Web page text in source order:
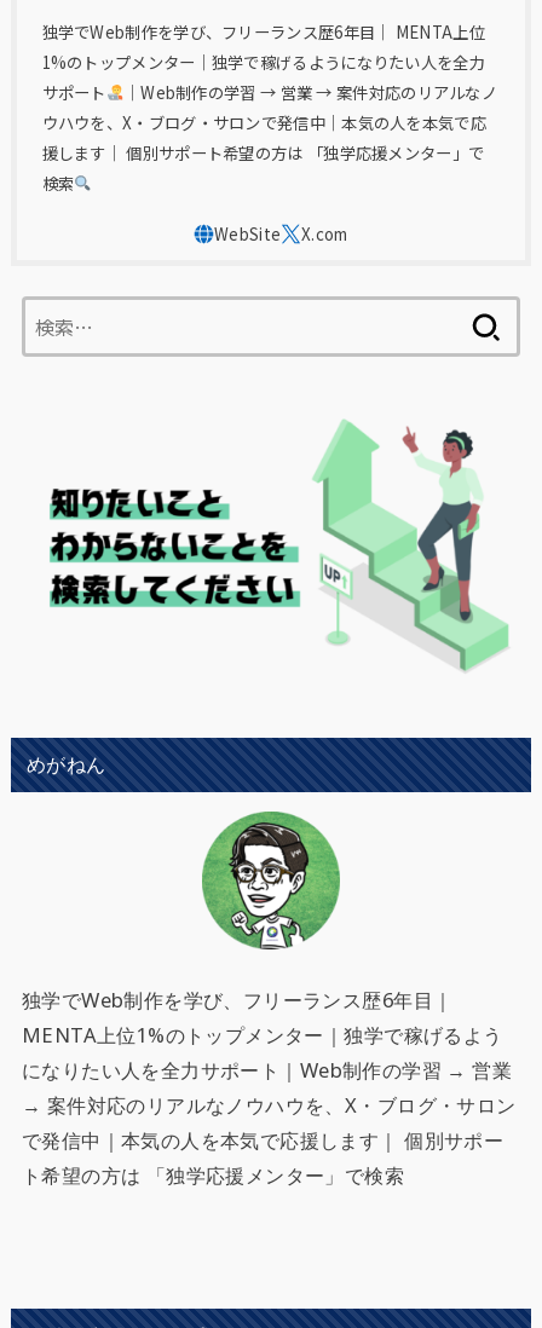
独学でWeb制作を学び、フリーランス歴6年目｜ MENTA上位
1%のトップメンター｜独学で稼げるようになりたい人を全力
サポート
｜Web制作の学習 → 営業 → 案件対応のリアルなノ
ウハウを、X・ブログ・サロンで発信中｜本気の人を本気で応
援します｜ 個別サポート希望の方は 「独学応援メンター」で
検索
索:
めがねん
独学でWeb制作を学び、フリーランス歴6年目｜
MENTA上位1%のトップメンター｜独学で稼げるよう
になりたい人を全力サポート ｜Web制作の学習 → 営業
→ 案件対応のリアルなノウハウを、X・ブログ・サロン
で発信中｜本気の人を本気で応援します｜ 個別サポー
ト希望の方は 「独学応援メンター」で検索